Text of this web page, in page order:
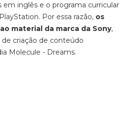
em inglês e o programa curricular
Por essa razão, os
material da marca da Sony,
criação de conteúdo
Molecule - Dreams.